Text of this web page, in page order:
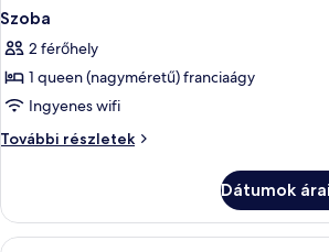
Szoba
2 férőhely
1 queen (nagyméretű) franciaágy
Ingyenes wifi
További részletek
Szoba
Dátumok